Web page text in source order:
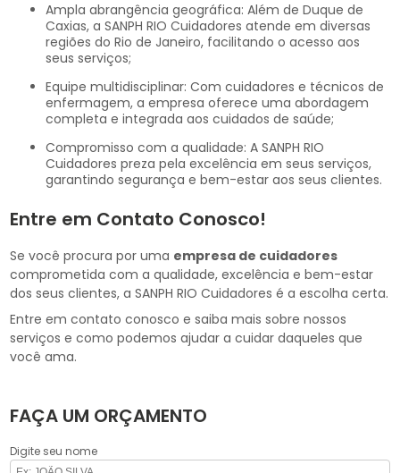
Ampla abrangência geográfica: Além de Duque de
Caxias, a SANPH RIO Cuidadores atende em diversas
regiões do Rio de Janeiro, facilitando o acesso aos
seus serviços;
Equipe multidisciplinar: Com cuidadores e técnicos de
enfermagem, a empresa oferece uma abordagem
completa e integrada aos cuidados de saúde;
Compromisso com a qualidade: A SANPH RIO
Cuidadores preza pela excelência em seus serviços,
garantindo segurança e bem-estar aos seus clientes.
Entre em Contato Conosco!
Se você procura por uma empresa de cuidadores
comprometida com a qualidade, excelência e bem-estar
dos seus clientes, a SANPH RIO Cuidadores é a escolha certa.
Entre em contato conosco e saiba mais sobre nossos
serviços e como podemos ajudar a cuidar daqueles que
você ama.
FAÇA UM ORÇAMENTO
Digite seu nome